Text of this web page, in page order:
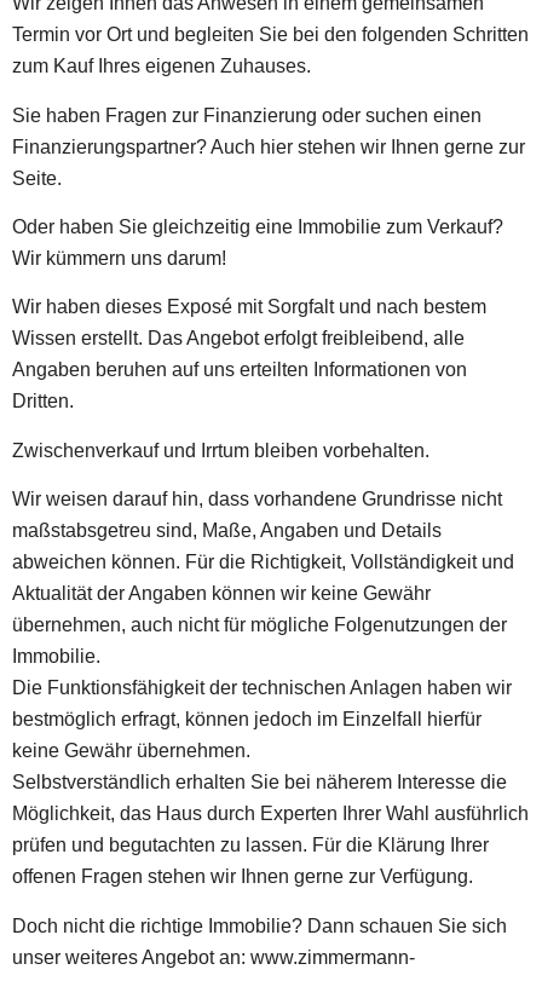
Termin vor Ort und begleiten Sie bei den folgenden Schritten
zum Kauf Ihres eigenen Zuhauses.
Sie haben Fragen zur Finanzierung oder suchen einen
Finanzierungspartner? Auch hier stehen wir Ihnen gerne zur
Seite.
Oder haben Sie gleichzeitig eine Immobilie zum Verkauf?
Wir kümmern uns darum!
Wir haben dieses Exposé mit Sorgfalt und nach bestem
Wissen erstellt. Das Angebot erfolgt freibleibend, alle
Angaben beruhen auf uns erteilten Informationen von
Dritten.
Zwischenverkauf und Irrtum bleiben vorbehalten.
Wir weisen darauf hin, dass vorhandene Grundrisse nicht
maßstabsgetreu sind, Maße, Angaben und Details
abweichen können. Für die Richtigkeit, Vollständigkeit und
Aktualität der Angaben können wir keine Gewähr
übernehmen, auch nicht für mögliche Folgenutzungen der
Immobilie.
Die Funktionsfähigkeit der technischen Anlagen haben wir
bestmöglich erfragt, können jedoch im Einzelfall hierfür
keine Gewähr übernehmen.
Selbstverständlich erhalten Sie bei näherem Interesse die
Möglichkeit, das Haus durch Experten Ihrer Wahl ausführlich
prüfen und begutachten zu lassen. Für die Klärung Ihrer
offenen Fragen stehen wir Ihnen gerne zur Verfügung.
Doch nicht die richtige Immobilie? Dann schauen Sie sich
unser weiteres Angebot an: www.zimmermann-